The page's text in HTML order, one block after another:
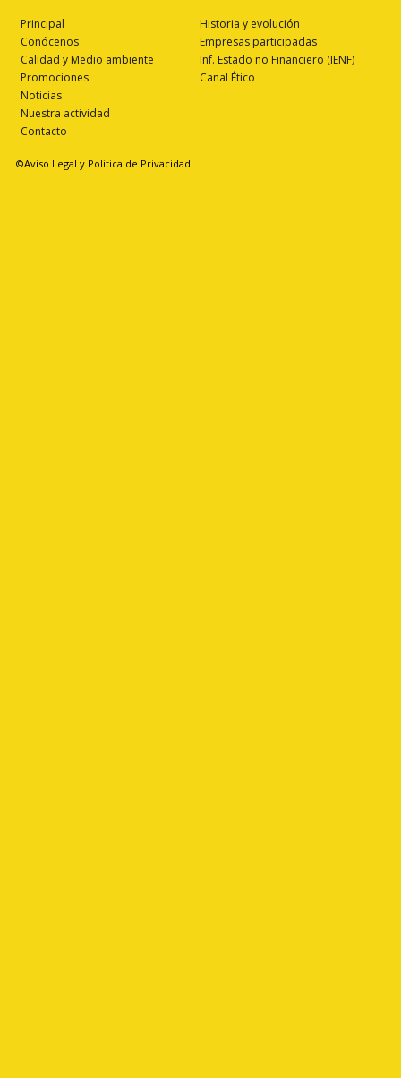
Principal
Conócenos
Calidad y Medio ambiente
Promociones
Noticias
Nuestra actividad
Contacto
Historia y evolución
Empresas participadas
Inf. Estado no Financiero (IENF)
Canal Ético
©Aviso Legal y Politica de Privacidad